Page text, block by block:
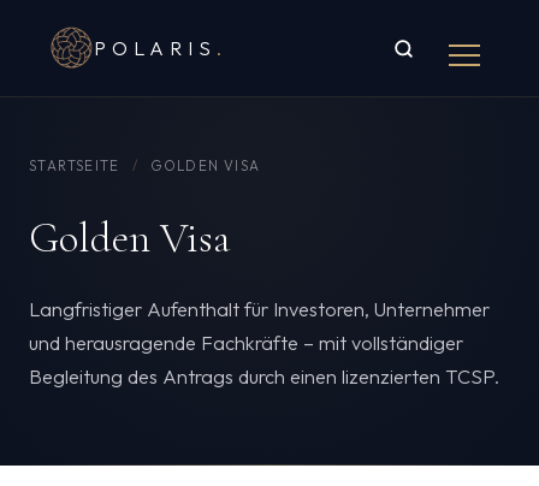
POLARIS .
STARTSEITE / GOLDEN VISA
Golden Visa
Langfristiger Aufenthalt für Investoren, Unternehmer
und herausragende Fachkräfte – mit vollständiger
Begleitung des Antrags durch einen lizenzierten TCSP.